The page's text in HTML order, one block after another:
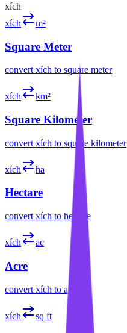
xích
xích
m²
Square Meter
convert xích to square meter
xích km²
Square Kilometer
convert xích to square kilometer
xích ha
Hectare
convert xích to hectare
xích ac
Acre
convert xích to acre
xích sq ft